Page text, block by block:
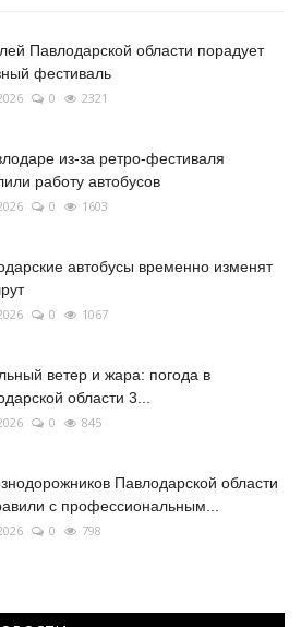
Павлодарской области порадует
фестиваль
0 2321
из-за ретро-фестиваля
работу автобусов
0 1603
автобусы временно изменят
0 1067
ветер и жара: погода в
области 3...
0 845
Павлодарской области
с профессиональным...
0 798